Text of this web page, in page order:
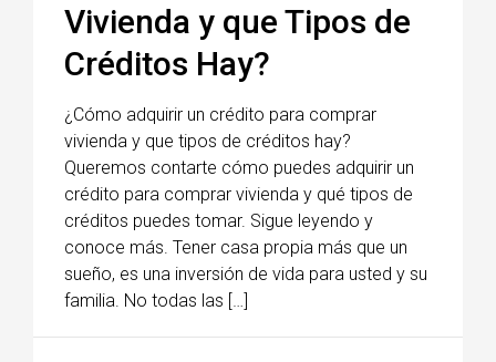
Vivienda y que Tipos de
Créditos Hay?
¿Cómo adquirir un crédito para comprar
vivienda y que tipos de créditos hay?
Queremos contarte cómo puedes adquirir un
crédito para comprar vivienda y qué tipos de
créditos puedes tomar. Sigue leyendo y
conoce más. Tener casa propia más que un
sueño, es una inversión de vida para usted y su
familia. No todas las […]